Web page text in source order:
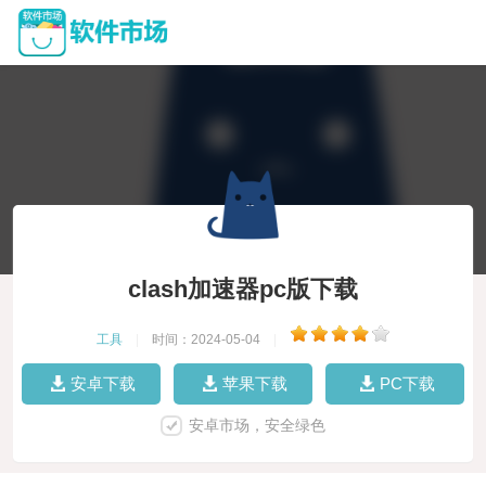
clash加速器pc版下载
工具 时间：2024-05-04
安卓下载 苹果下载 PC下载
安卓市场，安全绿色